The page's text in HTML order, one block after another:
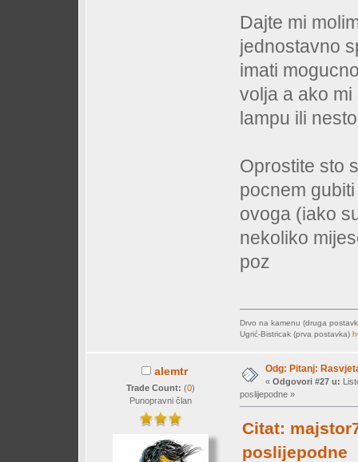
Dajte mi
jednostavno
imati
volja a ako
lampu ili
Oprostite sto
pocnem
ovoga (iako
nekoliko
poz
Drvo na kamenu (druga
Ugrić-Bistricak (prva postavka)
alemtr
Trade Count: (0)
Punopravni član
Odg: Pitanj:
« Odgovori #27 u:
poslijepodne »
Citat:
poslijepodne